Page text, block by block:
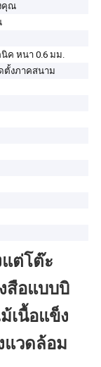
คุณ
ค หนา 0.6 มม.
ตั้งภาคสนาม
ต่โต๊ะ
สือแบบบิ
เนื้อแข็ง
แวดล้อม